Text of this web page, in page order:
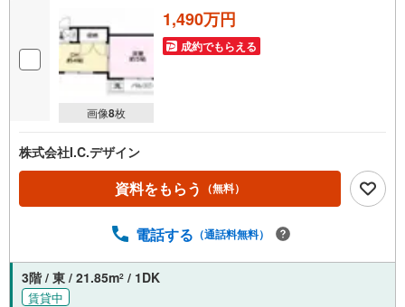
画像8枚
1,490万円
成約でもらえる
株式会社I.C.デザイン
資料をもらう （無料）
電話する （通話料無料）
3階 / 東 / 21.85m2 / 1DK
賃貸中